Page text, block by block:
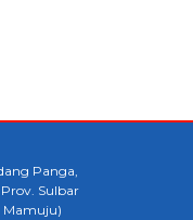
Panga,
Sulbar
Mamuju)